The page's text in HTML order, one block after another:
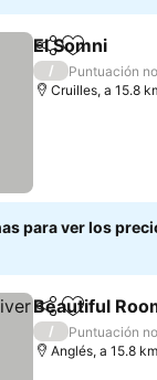
Compartir
Añadir a
El Somni
/
Puntuación
Cruilles, a 15.8
para ver los
Compartir
Añadir a
Beautiful
/
Puntuación
Anglés, a 15.8